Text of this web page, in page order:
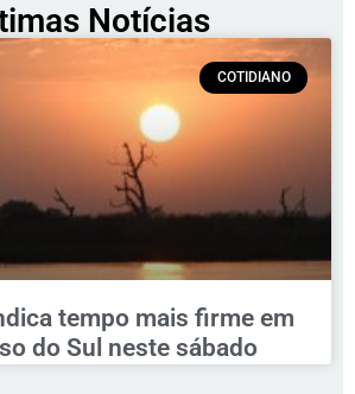
Notícias
COTIDIANO
tempo mais firme em
do Sul neste sábado